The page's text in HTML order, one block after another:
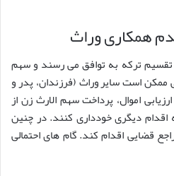
همکاری وراث
تقسیم ترکه به توافق می رسند و سهم
است سایر وراث (فرزندان، پدر و
اموال، پرداخت سهم الارث زن از
اقدام دیگری خودداری کنند. در چنین
قضایی اقدام کند. گام های احتمالی